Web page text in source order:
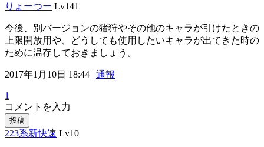
りょーつー Lv141
今後、別バージョンの猪狩やその他のキャラが引けたときの
上限開放用や、どうしても使用したいキャラが出てきた時の
ために温存しておきましょう。
2017年1月10日 18:44 | 通報
1
コメントを入力
投稿
223系新快速 Lv10